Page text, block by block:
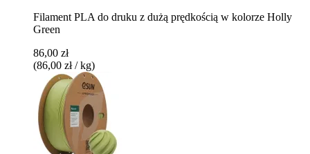
Filament PLA do druku z dużą prędkością w kolorze Holly
Green
86,00 zł
(86,00 zł / kg)